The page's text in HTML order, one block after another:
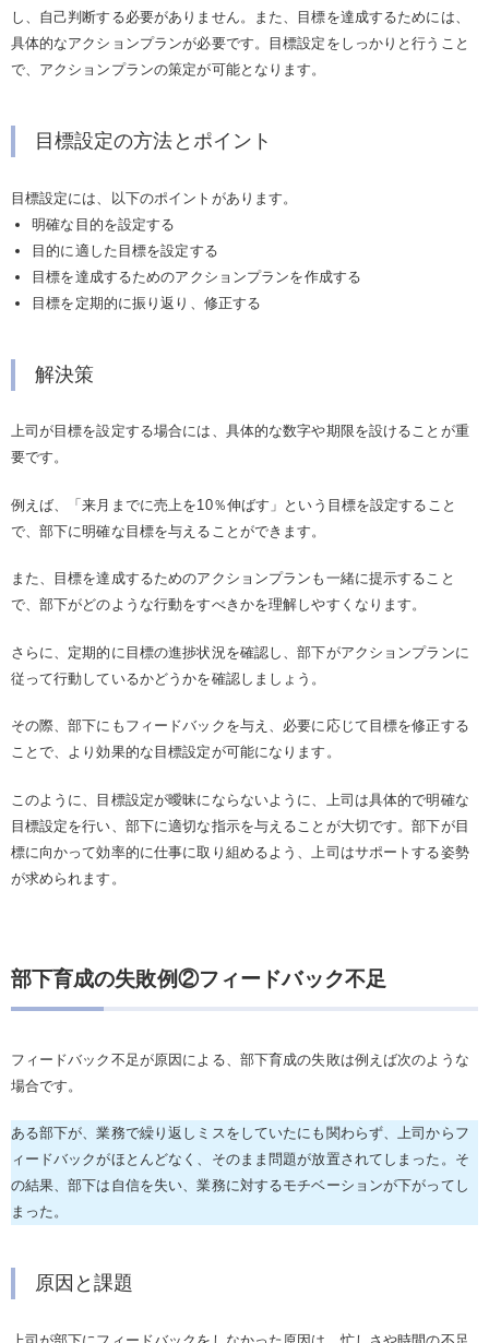
し、自己判断する必要がありません。また、目標を達成するためには、
具体的なアクションプランが必要です。目標設定をしっかりと行うこと
で、アクションプランの策定が可能となります。
目標設定の方法とポイント
目標設定には、以下のポイントがあります。
明確な目的を設定する
目的に適した目標を設定する
目標を達成するためのアクションプランを作成する
目標を定期的に振り返り、修正する
解決策
上司が目標を設定する場合には、具体的な数字や期限を設けることが重
要です。
例えば、「来月までに売上を10％伸ばす」という目標を設定すること
で、部下に明確な目標を与えることができます。
また、目標を達成するためのアクションプランも一緒に提示すること
で、部下がどのような行動をすべきかを理解しやすくなります。
さらに、定期的に目標の進捗状況を確認し、部下がアクションプランに
従って行動しているかどうかを確認しましょう。
その際、部下にもフィードバックを与え、必要に応じて目標を修正する
ことで、より効果的な目標設定が可能になります。
このように、目標設定が曖昧にならないように、上司は具体的で明確な
目標設定を行い、部下に適切な指示を与えることが大切です。部下が目
標に向かって効率的に仕事に取り組めるよう、上司はサポートする姿勢
が求められます。
部下育成の失敗例②フィードバック不足
フィードバック不足が原因による、部下育成の失敗は例えば次のような
場合です。
ある部下が、業務で繰り返しミスをしていたにも関わらず、上司からフ
ィードバックがほとんどなく、そのまま問題が放置されてしまった。そ
の結果、部下は自信を失い、業務に対するモチベーションが下がってし
まった。
原因と課題